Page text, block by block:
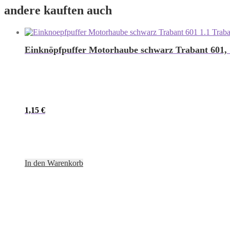
andere kauften auch
Einknöpfpuffer Motorhaube schwarz Trabant 601,
1,15 €
In den Warenkorb